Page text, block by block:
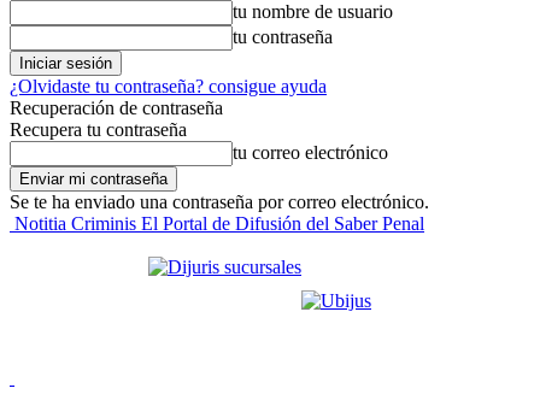
tu nombre de usuario
tu contraseña
¿Olvidaste tu contraseña? consigue ayuda
Recuperación de contraseña
Recupera tu contraseña
tu correo electrónico
Se te ha enviado una contraseña por correo electrónico.
Notitia Criminis El Portal de Difusión del Saber Penal